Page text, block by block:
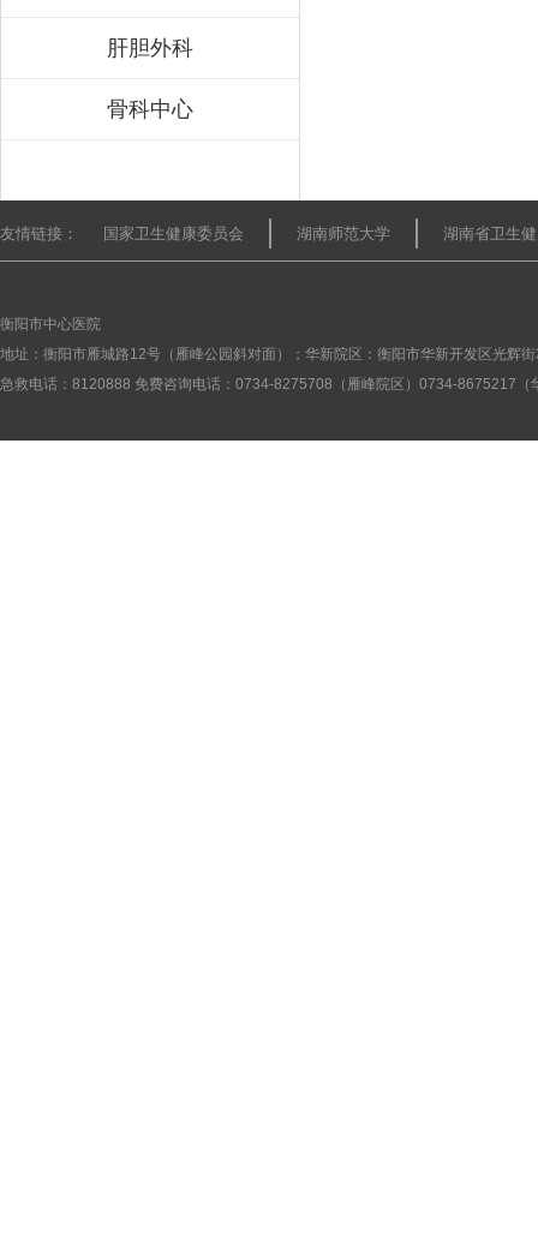
肝胆外科
骨科中心
友情链接： 国家卫生健康委员会 湖南师范大学 湖南省卫生
衡阳市中心医院
地址：衡阳市雁城路12号（雁峰公园斜对面）；华新院区：衡阳市华新开发区光辉
急救电话：8120888 免费咨询电话：0734-8275708（雁峰院区）0734-8675217（